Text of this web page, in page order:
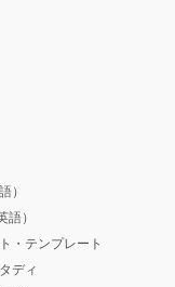
）
語）
・テンプレート
ディ